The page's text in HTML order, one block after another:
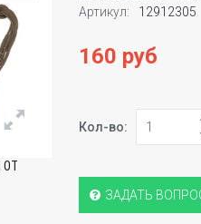
ОТ
Артикул:
12912305
160 руб
Кол-во:
ЗАДАТЬ